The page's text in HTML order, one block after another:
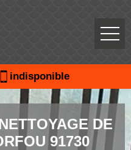
indisponible
DE
91730